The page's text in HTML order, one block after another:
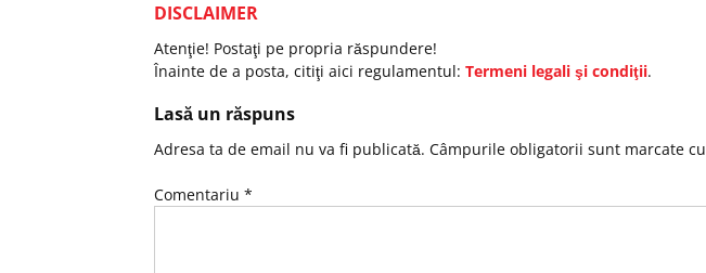
DISCLAIMER
Atenţie! Postaţi pe propria răspundere!
Înainte de a posta, citiţi aici regulamentul: Termeni legali şi condiţii.
Lasă un răspuns
Adresa ta de email nu va fi publicată. Câmpurile obligatorii sunt marcate cu
Comentariu *